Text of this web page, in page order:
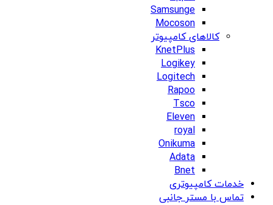
Samsunge
Mocoson
کالاهای کامپیوتر
KnetPlus
Logikey
Logitech
Rapoo
Tsco
Eleven
royal
Onikuma
Adata
Bnet
خدمات کامپیوتری
تماس با مستر جانبی